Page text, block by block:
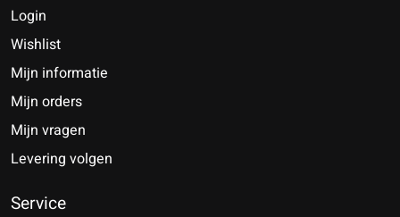
Login
Wishlist
Mijn informatie
Mijn orders
Mijn vragen
Levering volgen
Service